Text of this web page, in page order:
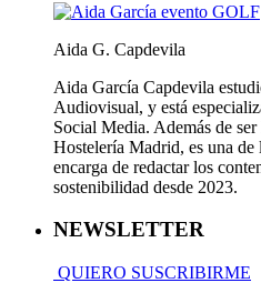
Aida G. Capdevila
Aida García Capdevila
Audiovisual, y está
Social Media. Además de
Hostelería Madrid, es una de
encarga de redactar los
sostenibilidad desde 2023.
NEWSLETTER
QUIERO SUSCRIBIRME